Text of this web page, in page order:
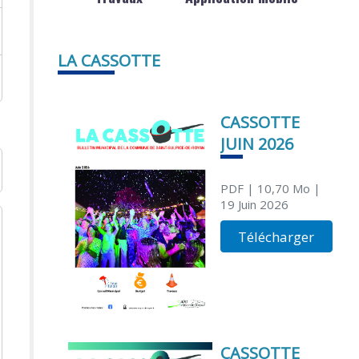
LA CASSOTTE
CASSOTTE
JUIN 2026
PDF| 10,70 Mo |
19 Juin 2026
Télécharger
CASSOTTE